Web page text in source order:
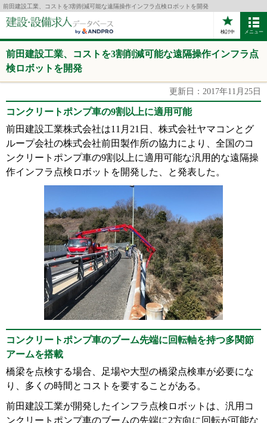
前田建設工業、コストを3割削減可能な遠隔操作インフラ点検ロボットを開発
検討中 メニュー
前田建設工業、コストを3割削減可能な遠隔操作インフラ点
検ロボットを開発
更新日：2017年11月25日
コンクリートポンプ車の9割以上に適用可能
前田建設工業株式会社は11月21日、株式会社ヤマコンとグ
ループ会社の株式会社前田製作所の協力により、全国のコ
ンクリートポンプ車の9割以上に適用可能な汎用的な遠隔操
作インフラ点検ロボットを開発した、と発表した。
コンクリートポンプ車のブーム先端に回転軸を持つ多関節
アームを搭載
橋梁を点検する場合、足場や大型の橋梁点検車が必要にな
り、多くの時間とコストを要することがある。
前田建設工業が開発したインフラ点検ロボットは、汎用コ
ンクリートポンプ車のブームの先端に2方向に回転が可能な